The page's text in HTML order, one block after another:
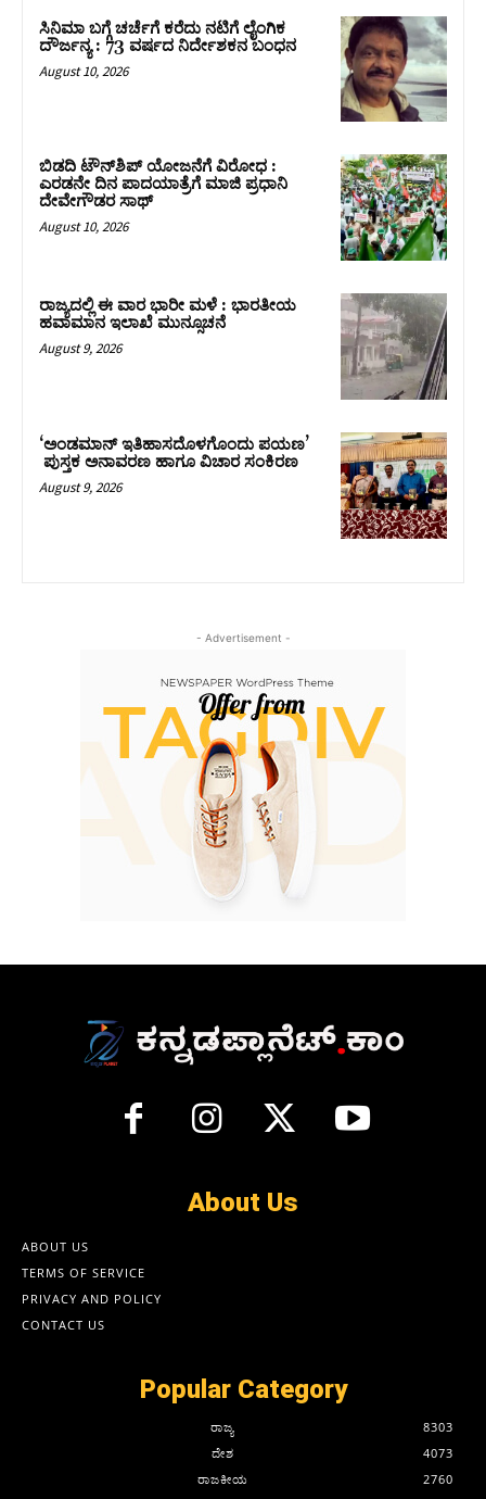
ಸಿನಿಮಾ ಬಗ್ಗೆ ಚರ್ಚೆಗೆ ಕರೆದು ನಟಿಗೆ ಲೈಂಗಿಕ
ದೌರ್ಜನ್ಯ : 73 ವರ್ಷದ ನಿರ್ದೇಶಕನ ಬಂಧನ
August 10, 2026
ಬಿಡದಿ ಟೌನ್‌ಶಿಪ್‌ ಯೋಜನೆಗೆ ವಿರೋಧ :
ಎರಡನೇ ದಿನ ಪಾದಯಾತ್ರೆಗೆ ಮಾಜಿ ಪ್ರಧಾನಿ
ದೇವೇಗೌಡರ ಸಾಥ್‌
August 10, 2026
ರಾಜ್ಯದಲ್ಲಿ ಈ ವಾರ ಭಾರೀ ಮಳೆ : ಭಾರತೀಯ
ಹವಾಮಾನ ಇಲಾಖೆ ಮುನ್ಸೂಚನೆ
August 9, 2026
‘ಅಂಡಮಾನ್ ಇತಿಹಾಸದೊಳಗೊಂದು ಪಯಣ’
ಪುಸ್ತಕ ಅನಾವರಣ ಹಾಗೂ ವಿಚಾರ ಸಂಕಿರಣ
August 9, 2026
- Advertisement -
About Us
ABOUT US
TERMS OF SERVICE
PRIVACY AND POLICY
CONTACT US
Popular Category
ರಾಜ್ಯ
8303
ದೇಶ
4073
ರಾಜಕೀಯ
2760